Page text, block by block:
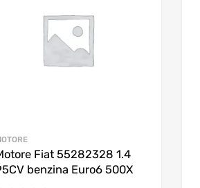
Fiat 55282328 1.4
benzina Euro6 500X